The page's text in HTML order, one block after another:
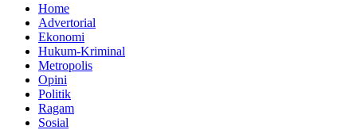
Home
Advertorial
Ekonomi
Hukum-Kriminal
Metropolis
Opini
Politik
Ragam
Sosial